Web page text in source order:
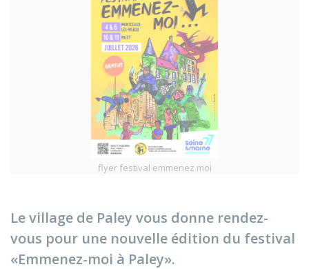
flyer festival emmenez moi
Le village de Paley vous donne rendez-
vous pour une nouvelle édition du festival
«Emmenez-moi à Paley».